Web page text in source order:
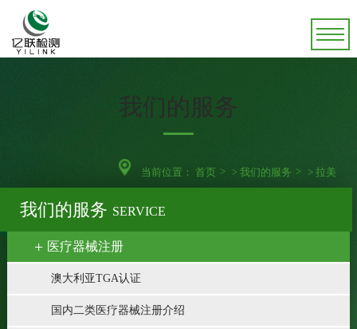
我们的服务
当前位置：首页 >我们的服务 >拉美
我们的服务 SERVICE
医疗器械注册
澳大利亚TGA认证
国内二类医疗器械注册介绍